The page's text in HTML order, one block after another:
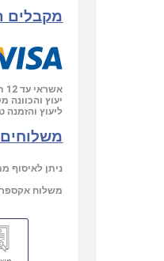
מקבלים
אשראי עד 12 תשלומים ללא ריבית.
יעוץ
ליעוץ והזמנה
ניתן לאיסוף ממחסן ראשי
משלוח